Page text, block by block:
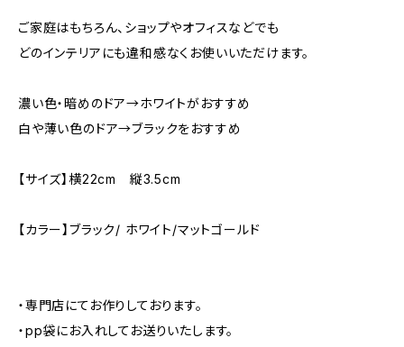
ご家庭はもちろん、ショップやオフィスなどでも
どのインテリアにも違和感なくお使いいただけます。
濃い色・暗めのドア→ホワイトがおすすめ
白や薄い色のドア→ブラックをおすすめ
【サイズ】横22cm 縦3.5cm
【カラー】ブラック/ ホワイト/マットゴールド
・専門店にてお作りしております。
・pp袋にお入れしてお送りいたします。